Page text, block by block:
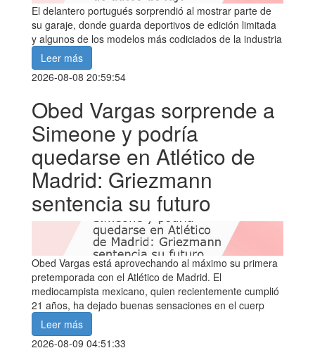
El delantero portugués sorprendió al mostrar parte de
su garaje, donde guarda deportivos de edición limitada
y algunos de los modelos más codiciados de la industria
Leer más
2026-08-08 20:59:54
Obed Vargas sorprende a
Simeone y podría
quedarse en Atlético de
Madrid: Griezmann
sentencia su futuro
Obed Vargas está aprovechando al máximo su primera
pretemporada con el Atlético de Madrid. El
mediocampista mexicano, quien recientemente cumplió
21 años, ha dejado buenas sensaciones en el cuerp
Leer más
2026-08-09 04:51:33